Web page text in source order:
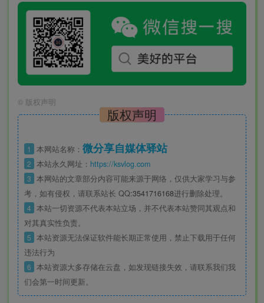
© 版权声明
版权声明
1 本网站名称： 微分享自媒体驿站
2 本站永久网址： https://ksvlog.com
3 本网站的文章部分内容可能来源于网络，仅供大家学习与参
考，如有侵权，请联系站长 QQ:3541716168进行删除处理。
4 本站一切资源不代表本站立场，并不代表本站赞同其观点和
对其真实性负责。
5 本站资源无法保证软件能长期正常使用，禁止下载用于任何
违法行为
6 本站资源大多存储在云盘，如发现链接失效，请联系我们我
们会第一时间更新。